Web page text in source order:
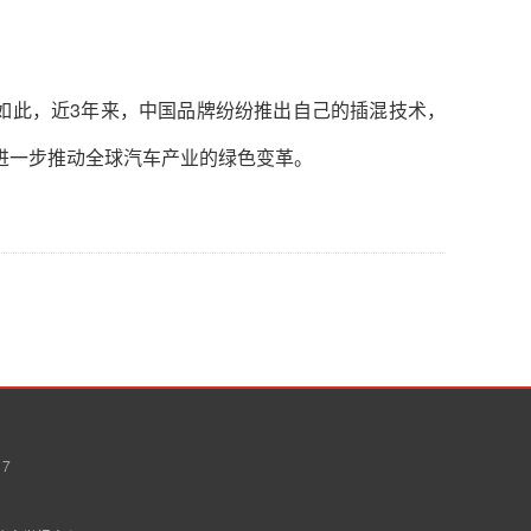
，近3年来，中国品牌纷纷推出自己的插混技术，
步推动全球汽车产业的绿色变革。